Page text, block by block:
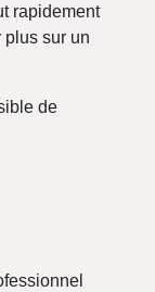
rapidement
plus sur un
de